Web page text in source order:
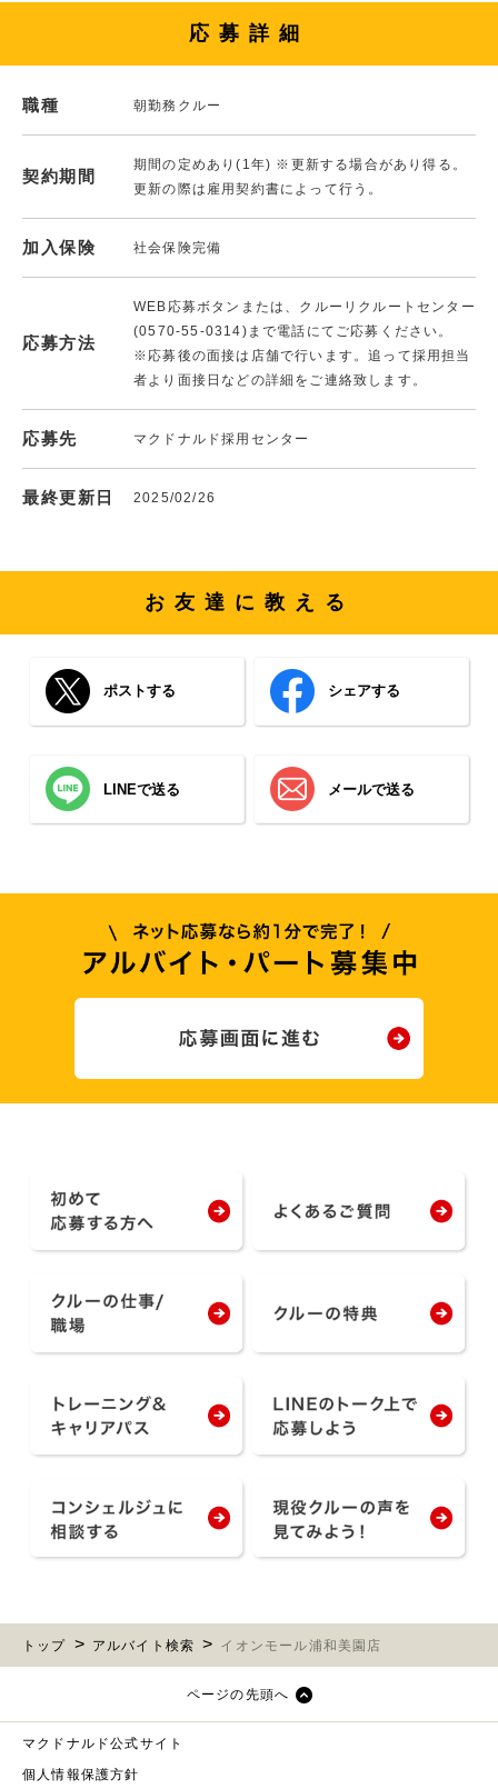
応募詳細
職種 朝勤務クルー
契約期間
期間の定めあり(1年) ※更新する場合があり得る。
更新の際は雇用契約書によって行う。
加入保険 社会保険完備
応募方法
WEB応募ボタンまたは、クルーリクルートセンター
(0570-55-0314)まで電話にてご応募ください。
※応募後の面接は店舗で行います。追って採用担当
者より面接日などの詳細をご連絡致します。
応募先 マクドナルド採用センター
最終更新日 2025/02/26
お友達に教える
ポストする シェアする
LINEで送る メールで送る
トップ アルバイト検索 イオンモール浦和美園店
ページの先頭へ
マクドナルド公式サイト
個人情報保護方針